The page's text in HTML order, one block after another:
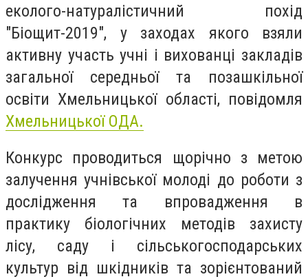
еколого-натуралістичний похід
"Біощит-2019", у заходах якого взяли
активну участь учні і вихованці закладів
загальної середньої та позашкільної
освіти Хмельницької області, повідомля
Хмельницької ОДА.
Конкурс проводиться щорічно з метою
залучення учнівської молоді до роботи з
дослідження та впровадження в
практику біологічних методів захисту
лісу, саду і сільськогосподарських
культур від шкідників та зорієнтований